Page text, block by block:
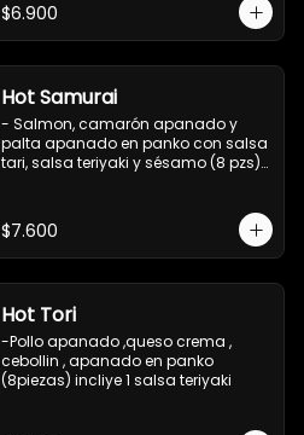
$6.900
Hot Samurai
- Salmon, camarón apanado y
palta apanado en panko con salsa
tari, salsa teriyaki y sésamo (8 pzs).
$7.600
Hot Tori
-Pollo apanado ,queso crema ,
cebollin , apanado en panko
(8piezas) incliye 1 salsa teriyaki